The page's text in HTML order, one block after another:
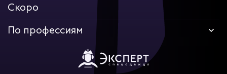
Скоро
По профессиям